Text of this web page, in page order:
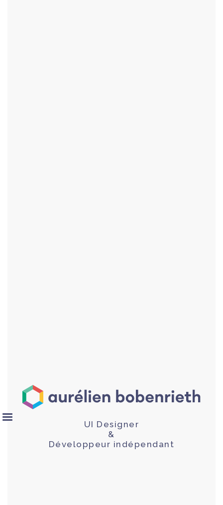
UI Designer
&
Développeur indépendant